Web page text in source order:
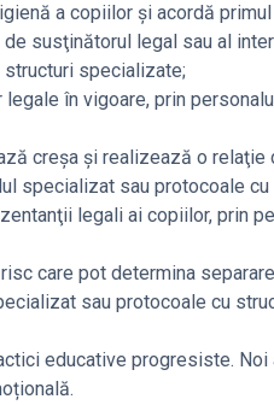
a copiilor şi acordă
susţinătorul legal sau al
specializate;
în vigoare, prin
creşa şi realizează o
specializat sau protocoale
legali ai copiilor, prin
care pot determina
sau protocoale cu
educative progresiste.